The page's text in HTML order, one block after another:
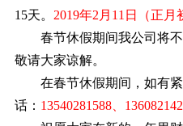
15天。 2019年2月11日（正
春节休假期间我公司将不
敬请大家谅解。
在春节休假期间，如有紧
话： 13540281588、